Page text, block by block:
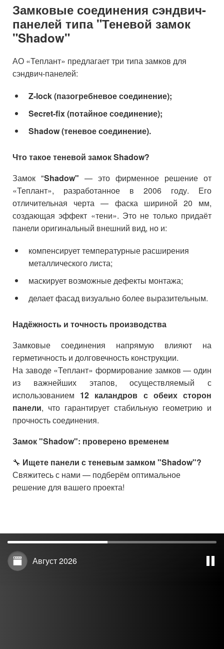
Замковые соединения сэндвич-
панелей типа "Теневой замок
"Shadow"
АО «Теплант» предлагает три типа замков для
сэндвич-панелей:
Z-lock (пазогребневое соединение);
Secret-fix (потайное соединение);
Shadow (теневое соединение).
Что такое теневой замок Shadow?
Замок "Shadow" — это фирменное решение от
«Теплант», разработанное в 2006 году. Его
отличительная черта — фаска шириной 20 мм,
создающая эффект «тени». Это не только придаёт
панели оригинальный внешний вид, но и:
компенсирует температурные расширения
металлического листа;
маскирует возможные дефекты монтажа;
делает фасад визуально более выразительным.
Надёжность и точность производства
Замковые соединения напрямую влияют на
герметичность и долговечность конструкции.
На заводе «Теплант» формирование замков — один
из важнейших этапов, осуществляемый с
использованием 12 каландров с обеих сторон
панели, что гарантирует стабильную геометрию и
прочность соединения.
Замок "Shadow": проверено временем
🔧 Ищете панели с теневым замком "Shadow"?
Свяжитесь с нами — подберём оптимальное
решение для вашего проекта!
Август 2026